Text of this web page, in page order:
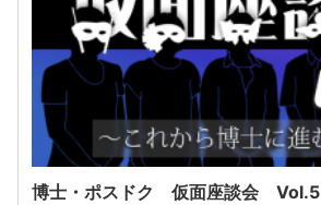
博士・ポスドク 仮面座談会 Vol.5